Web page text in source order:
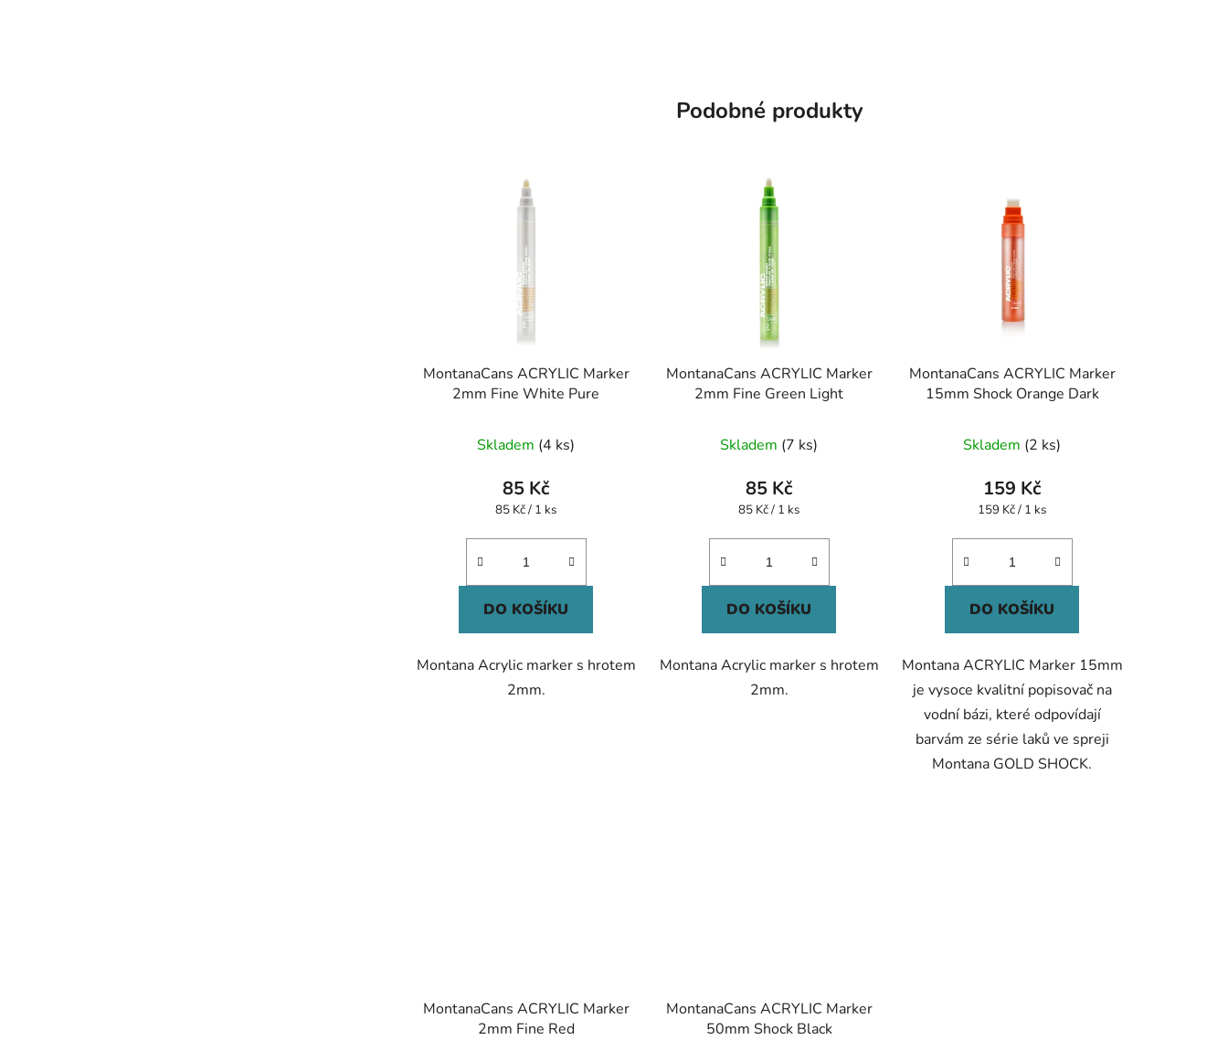
Podobné produkty
MontanaCans ACRYLIC Marker
2mm Fine White Pure
Skladem (4 ks)
85 Kč
Měrná
85 Kč / 1 ks
DO KOŠÍKU
Montana Acrylic marker s hrotem
2mm.
MontanaCans ACRYLIC Marker
2mm Fine Green Light
Skladem (7 ks)
85 Kč
Měrná
85 Kč / 1 ks
DO KOŠÍKU
Montana Acrylic marker s hrotem
2mm.
MontanaCans ACRYLIC Marker
15mm Shock Orange Dark
Skladem (2 ks)
159 Kč
Měrná
159 Kč / 1 ks
DO KOŠÍKU
Montana ACRYLIC Marker 15mm
je vysoce kvalitní popisovač na
vodní bázi, které odpovídají
barvám ze série laků ve spreji
Montana GOLD SHOCK.
MontanaCans ACRYLIC Marker
2mm Fine Red
MontanaCans ACRYLIC Marker
50mm Shock Black